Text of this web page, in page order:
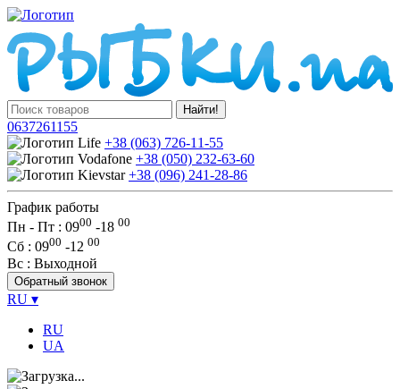
Найти!
0637261155
+38 (063) 726-11-55
+38 (050) 232-63-60
+38 (096) 241-28-86
График работы
Пн - Пт : 0900 -18 00
Сб : 0900 -12 00
Вс : Выходной
Обратный звонок
RU ▾
RU
UA